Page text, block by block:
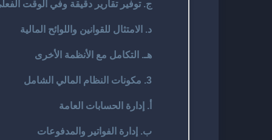
ج. توفير تقارير دقيقة وفي الوقت
د. الامتثال للقوانين واللوائح المالية
هـ. التكامل مع الأنظمة الأخرى
3. مكونات النظام المالي الشامل
أ. إدارة الحسابات العامة
ب. إدارة الفواتير والمدفوعات